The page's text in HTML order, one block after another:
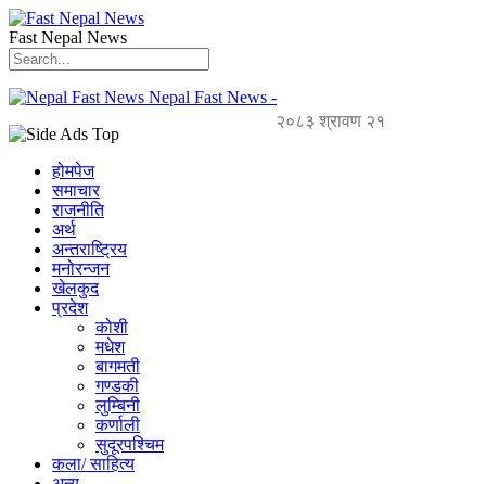
Fast Nepal News
Nepal Fast News -
२०८३ श्रावण २१
होमपेज
समाचार
राजनीति
अर्थ
अन्तराष्ट्रिय
मनोरन्जन
खेलकुद
प्रदेश
कोशी
मधेश
बागमती
गण्डकी
लुम्बिनी
कर्णाली
सुदूरपश्चिम
कला/ साहित्य